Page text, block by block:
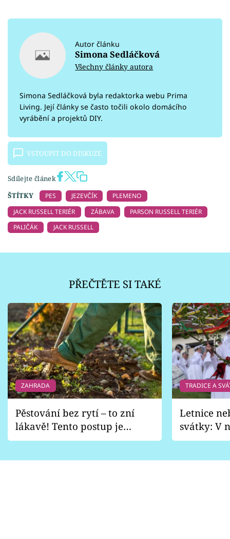
Autor článku
Simona Sedláčková
Všechny články autora
Simona Sedláčková byla redaktorka webu Prima
Living. Její články se často točili okolo domácího
vyrábění a projektů DIY.
VSTOUPIT DO DISKUZE
Sdílejte článek
ŠTÍTKY
PES JEZEVČÍK
PLEMENO
JACK RUSSELL TERIÉR
ZÁBAVA
PARSON RUSSELL TERIÉR
PALIČÁK
JACK RUSSELL
PŘEČTĚTE SI TAKÉ
ZAHRADA
Pěstování bez rytí – to zní
lákavě! Tento postup je
vhodný jen pro některé
TRADICE A
Letnice
svátky: V
pondělí